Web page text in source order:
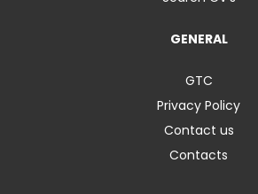
GENERAL
GTC
Privacy Policy
Contact us
Contacts